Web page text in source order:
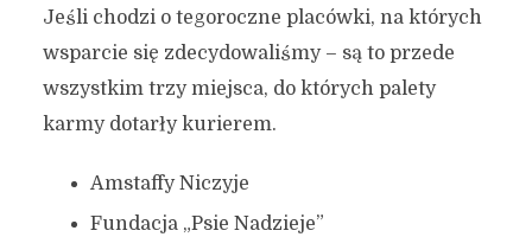
Jeśli chodzi o tegoroczne placówki, na których
wsparcie się zdecydowaliśmy – są to przede
wszystkim trzy miejsca, do których palety
karmy dotarły kurierem.
Amstaffy Niczyje
Fundacja „Psie Nadzieje”